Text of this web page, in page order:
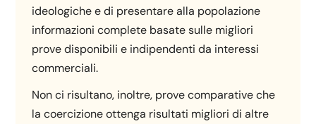
ideologiche e di presentare alla popolazione
informazioni complete basate sulle migliori
prove disponibili e indipendenti da interessi
commerciali.
Non ci risultano, inoltre, prove comparative che
la coercizione ottenga risultati migliori di altre